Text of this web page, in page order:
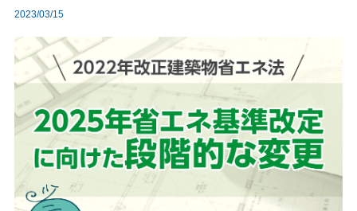
2023/03/15